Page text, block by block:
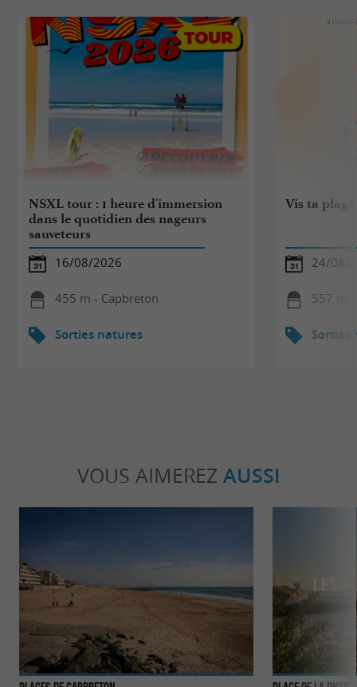
NSXL tour : 1 heure d'immersion
dans le quotidien des nageurs
sauveteurs
16/08/2026
455 m - Capbreton
Sorties natures
Vis ta plage
24/08/
557 m
Sorties
VOUS AIMEREZ AUSSI